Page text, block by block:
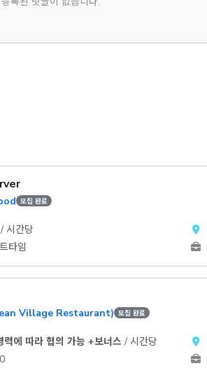
모집 완료
/ 시간당
타임
Village Restaurant) 모집 완료
에 따라 협의 가능 +보너스 / 시간당